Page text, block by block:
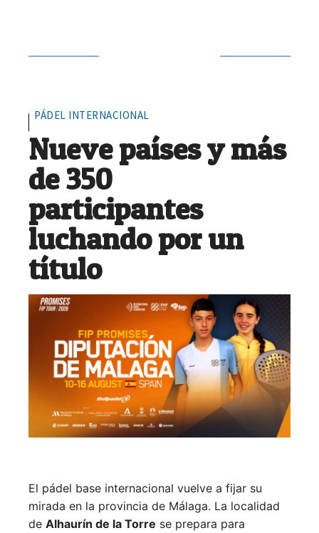
PÁDEL INTERNACIONAL
Nueve países y más
de 350
participantes
luchando por un
título
El pádel base internacional vuelve a fijar su
mirada en la provincia de Málaga. La localidad
de Alhaurín de la Torre se prepara para